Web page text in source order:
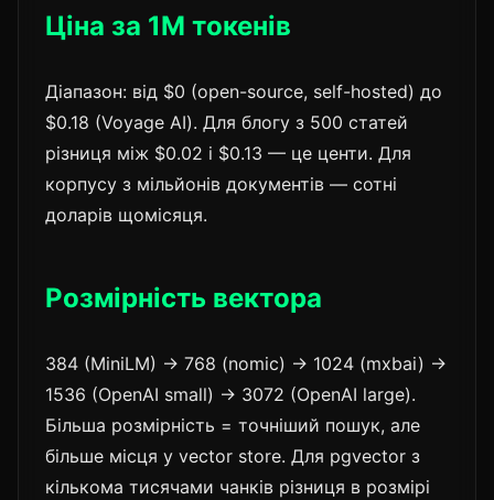
Ціна за 1M токенів
Діапазон: від $0 (open-source, self-hosted) до
$0.18 (Voyage AI). Для блогу з 500 статей
різниця між $0.02 і $0.13 — це центи. Для
корпусу з мільйонів документів — сотні
доларів щомісяця.
Розмірність вектора
384 (MiniLM) → 768 (nomic) → 1024 (mxbai) →
1536 (OpenAI small) → 3072 (OpenAI large).
Більша розмірність = точніший пошук, але
більше місця у vector store. Для pgvector з
кількома тисячами чанків різниця в розмірі